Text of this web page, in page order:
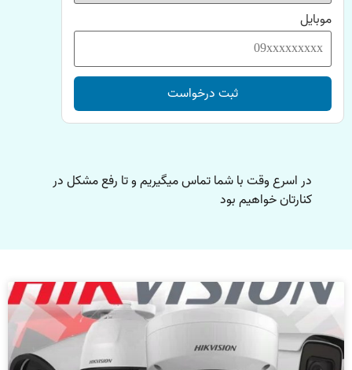
موبایل
ثبت درخواست
در اسرع وقت با شما تماس میگیریم و تا رفع مشکل در
کنارتان خواهیم بود